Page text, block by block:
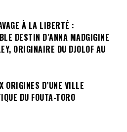
À LA LIBERTÉ :
DESTIN D’ANNA MADGIGINE
ORIGINAIRE DU DJOLOF AU
ORIGINES D’UNE VILLE
DU FOUTA-TORO